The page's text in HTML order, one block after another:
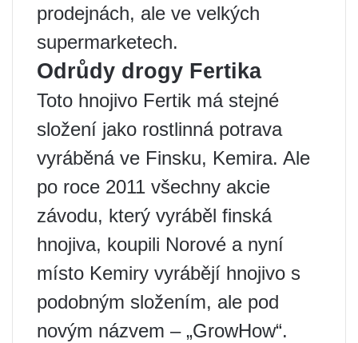
prodejnách, ale ve velkých
supermarketech.
Odrůdy drogy Fertika
Toto hnojivo Fertik má stejné
složení jako rostlinná potrava
vyráběná ve Finsku, Kemira. Ale
po roce 2011 všechny akcie
závodu, který vyráběl finská
hnojiva, koupili Norové a nyní
místo Kemiry vyrábějí hnojivo s
podobným složením, ale pod
novým názvem – „GrowHow“.